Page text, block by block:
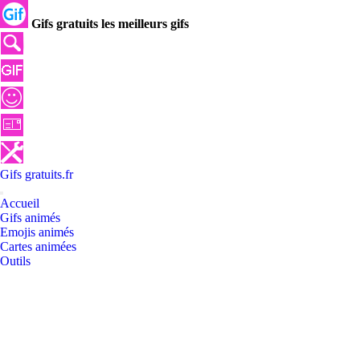
Gifs gratuits les meilleurs gifs
Gifs gratuits.fr
Accueil
Gifs animés
Emojis animés
Cartes animées
Outils